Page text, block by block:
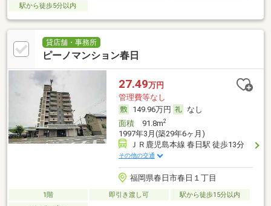
駅から徒歩5分以内
貸店舗・事務所
ピーノマンション春日
27.49万円
管理費等なし
149.96万円
なし
面積91.8m2
1997年3月(築29年6ヶ月)
ＪＲ鹿児島本線 春日駅 徒歩13分
その他の交通
福岡県春日市春日１丁目
1階 即引き渡し可
駅から徒歩15分以内